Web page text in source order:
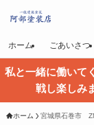
ホーム ごあいさつ
私と一緒に働いて
戦し楽しみ
ホーム 宮城県石巻市